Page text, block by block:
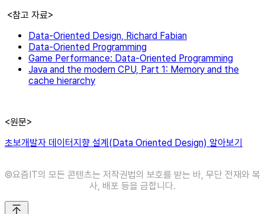
<참고 자료>
Data-Oriented Design, Richard Fabian
Data-Oriented Programming
Game Performance: Data-Oriented Programming
Java and the modern CPU, Part 1: Memory and the
cache hierarchy
<원문>
초보개발자 데이터지향 설계(Data Oriented Design) 알아보기
©️요즘IT의 모든 콘텐츠는 저작권법의 보호를 받는 바, 무단 전재와 복
사, 배포 등을 금합니다.